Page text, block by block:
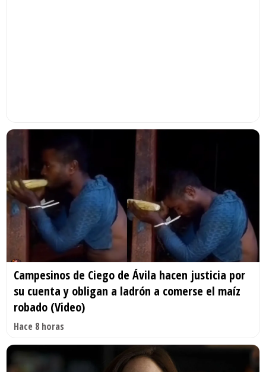
Campesinos de Ciego de Ávila hacen justicia por
su cuenta y obligan a ladrón a comerse el maíz
robado (Video)
Hace 8 horas